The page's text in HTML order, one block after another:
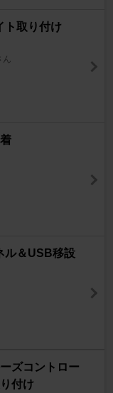
ト取り付け
ん
ル＆USB移設
ズコントロー
付け